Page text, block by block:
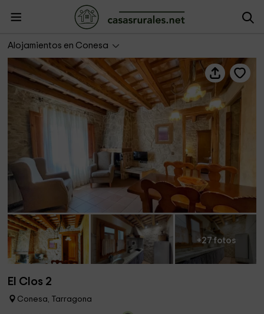
Alojamientos en Conesa
+27 fotos
El Clos 2
Conesa, Tarragona